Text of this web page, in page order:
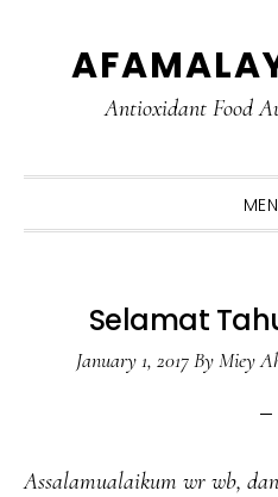
Antioxidant Food
Selamat
January 1, 2017ByMiey
Assalamualaikum wr wb, dan